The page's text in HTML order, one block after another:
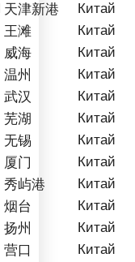
天津新港
Китай
王滩
Китай
威海
Китай
温州
Китай
武汉
Китай
芜湖
Китай
无锡
Китай
厦门
Китай
秀屿港
Китай
烟台
Китай
扬州
Китай
营口
Китай